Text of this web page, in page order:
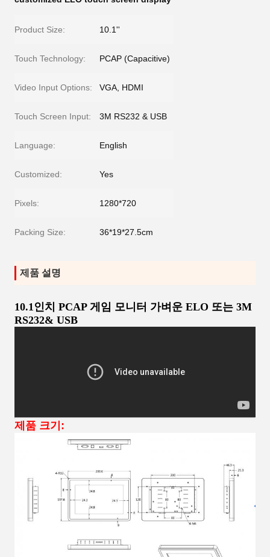
Product Size: 10.1''
Touch Technology: PCAP (Capacitive)
Video Input Options: VGA, HDMI
Touch Screen Input: 3M RS232 & USB
Language: English
Customized: Yes
Pixels: 1280*720
Packing Size: 36*19*27.5cm
제품 설명
10.1인치 PCAP 게임 모니터 가벼운 ELO 또는 3M
RS232& USB
제품 크기: